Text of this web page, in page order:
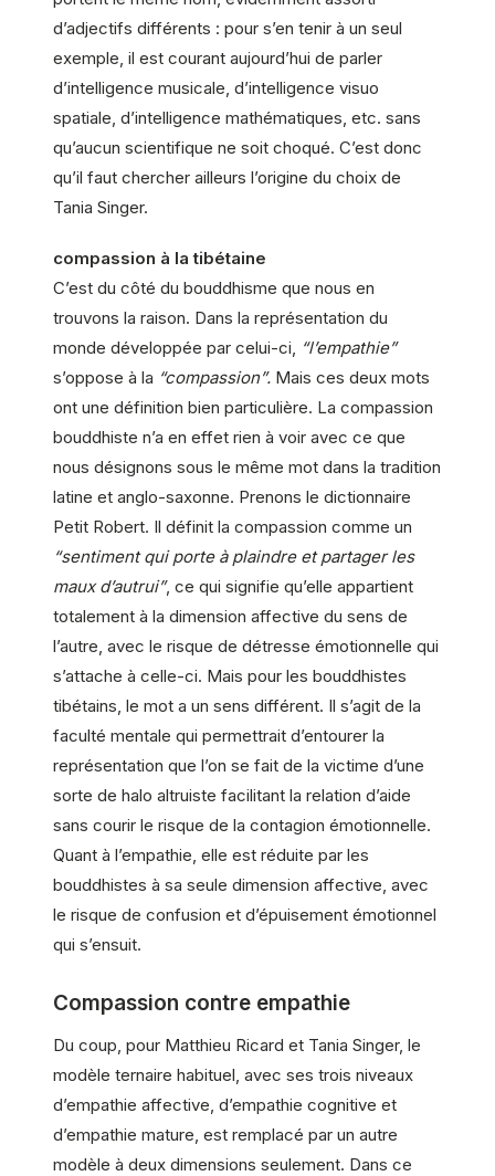
d’adjectifs différents : pour s’en tenir à un seul
exemple, il est courant aujourd’hui de parler
d’intelligence musicale, d’intelligence visuo
spatiale, d’intelligence mathématiques, etc. sans
qu’aucun scientifique ne soit choqué. C’est donc
qu’il faut chercher ailleurs l’origine du choix de
Tania Singer.
compassion à la tibétaine
C’est du côté du bouddhisme que nous en
trouvons la raison. Dans la représentation du
monde développée par celui-ci, “l’empathie”
s’oppose à la “compassion”. Mais ces deux mots
ont une définition bien particulière. La compassion
bouddhiste n’a en effet rien à voir avec ce que
nous désignons sous le même mot dans la tradition
latine et anglo-saxonne. Prenons le dictionnaire
Petit Robert. Il définit la compassion comme un
“sentiment qui porte à plaindre et partager les
maux d’autrui”, ce qui signifie qu’elle appartient
totalement à la dimension affective du sens de
l’autre, avec le risque de détresse émotionnelle qui
s’attache à celle-ci. Mais pour les bouddhistes
tibétains, le mot a un sens différent. Il s’agit de la
faculté mentale qui permettrait d’entourer la
représentation que l’on se fait de la victime d’une
sorte de halo altruiste facilitant la relation d’aide
sans courir le risque de la contagion émotionnelle.
Quant à l’empathie, elle est réduite par les
bouddhistes à sa seule dimension affective, avec
le risque de confusion et d’épuisement émotionnel
qui s’ensuit.
Compassion contre empathie
Du coup, pour Matthieu Ricard et Tania Singer, le
modèle ternaire habituel, avec ses trois niveaux
d’empathie affective, d’empathie cognitive et
d’empathie mature, est remplacé par un autre
modèle à deux dimensions seulement. Dans ce